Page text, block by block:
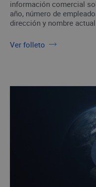
información comercial
año, número de
dirección y nombre
Ver folleto